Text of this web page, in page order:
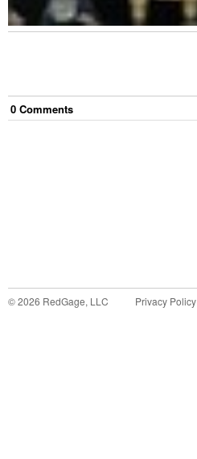
0 Comments
©2026 RedGage, LLC Privacy Policy